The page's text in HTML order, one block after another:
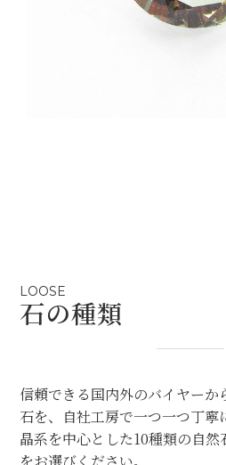
LOOSE
石の種類
信頼できる国内外のバイヤーか
石を、自社工房で一つ一つ丁寧
晶系を中心とした10種類の自